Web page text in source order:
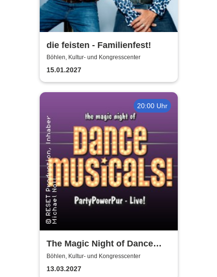
die feisten - Familienfest!
Böhlen, Kultur- und Kongresscenter
15.01.2027
20:00 Uhr
The Magic Night of Dance
Musicals
Böhlen, Kultur- und Kongresscenter
13.03.2027